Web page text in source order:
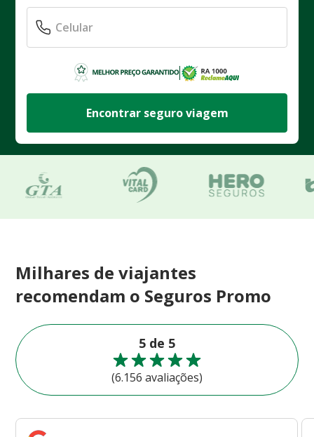
Encontrar seguro viagem
Milhares de viajantes
recomendam o Seguros Promo
5 de 5
(6.156 avaliações)